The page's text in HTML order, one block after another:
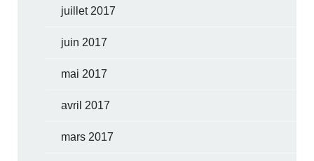
juillet 2017
juin 2017
mai 2017
avril 2017
mars 2017